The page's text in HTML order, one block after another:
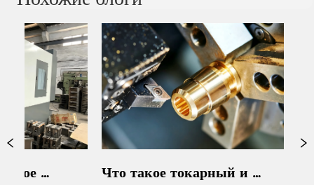
Что такое токарный и